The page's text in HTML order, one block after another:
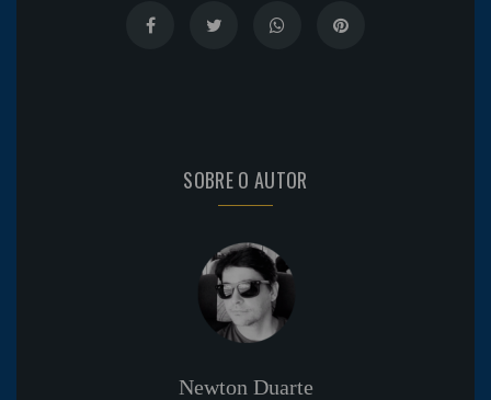
SOBRE O AUTOR
Newton Duarte